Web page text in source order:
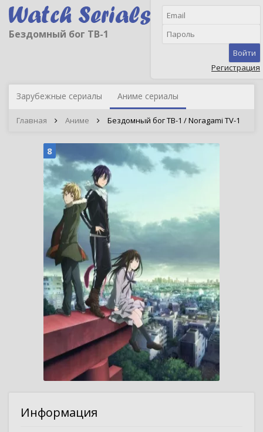
Бездомный бог ТВ-1
Войти
Регистрация
Зарубежные сериалы Аниме сериалы
Главная Аниме Бездомный бог ТВ-1 / Noragami TV-1
8
Информация